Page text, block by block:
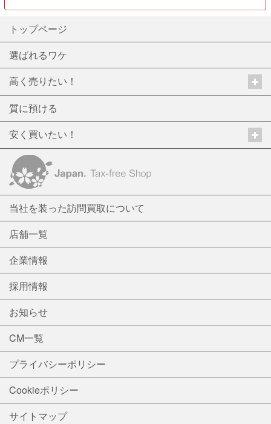
トップページ
選ばれるワケ
高く売りたい！
質に預ける
安く買いたい！
当社を装った訪問買取について
店舗一覧
企業情報
採用情報
お知らせ
CM一覧
プライバシーポリシー
Cookieポリシー
サイトマップ